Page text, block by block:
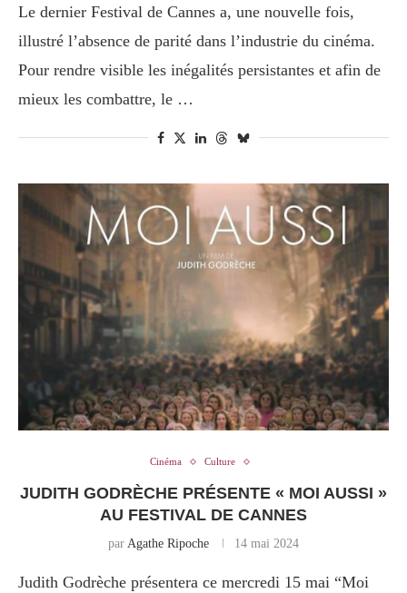
Le dernier Festival de Cannes a, une nouvelle fois,
illustré l’absence de parité dans l’industrie du cinéma.
Pour rendre visible les inégalités persistantes et afin de
mieux les combattre, le …
Cinéma Culture
JUDITH GODRÈCHE PRÉSENTE « MOI AUSSI »
AU FESTIVAL DE CANNES
par Agathe Ripoche 14 mai 2024
Judith Godrèche présentera ce mercredi 15 mai “Moi